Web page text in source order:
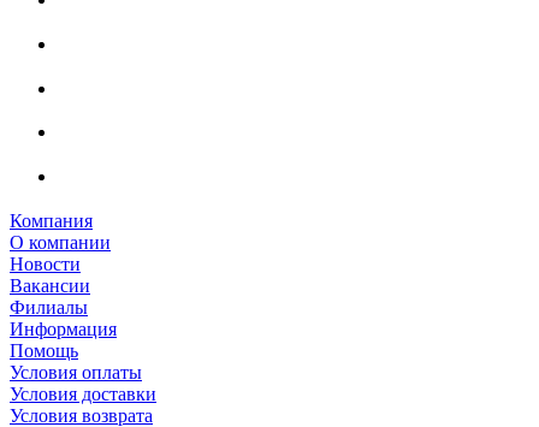
Компания
О компании
Новости
Вакансии
Филиалы
Информация
Помощь
Условия оплаты
Условия доставки
Условия возврата